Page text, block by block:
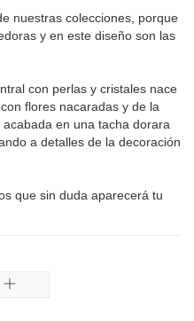
nuestras colecciones, porque
y en este diseño son las
con perlas y cristales nace
flores nacaradas y de la
en una tacha dorara
a detalles de la decoración
que sin duda aparecerá tu